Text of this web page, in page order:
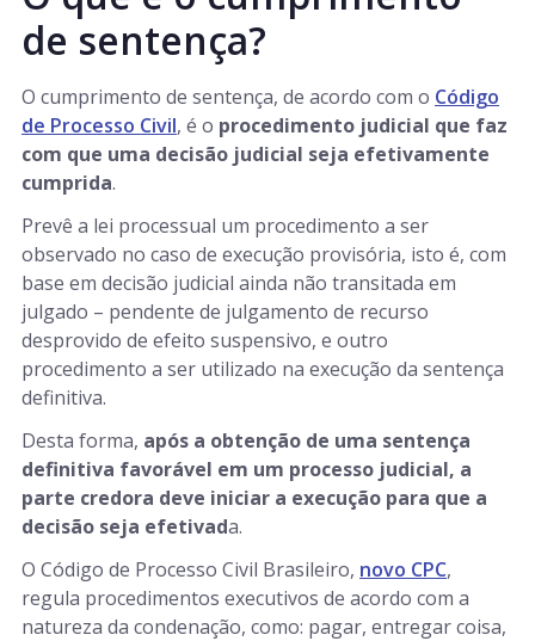
de sentença?
O cumprimento de sentença, de acordo com o Código
de Processo Civil, é o procedimento judicial que faz
com que uma decisão judicial seja efetivamente
cumprida.
Prevê a lei processual um procedimento a ser
observado no caso de execução provisória, isto é, com
base em decisão judicial ainda não transitada em
julgado – pendente de julgamento de recurso
desprovido de efeito suspensivo, e outro
procedimento a ser utilizado na execução da sentença
definitiva.
Desta forma, após a obtenção de uma sentença
definitiva favorável em um processo judicial, a
parte credora deve iniciar a execução para que a
decisão seja efetivada.
O Código de Processo Civil Brasileiro, novo CPC,
regula procedimentos executivos de acordo com a
natureza da condenação, como: pagar, entregar coisa,